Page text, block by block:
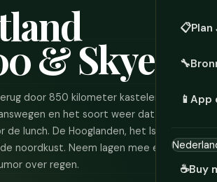
📋Plan
🔧
📱 App
☕Buy
& Skye
door 850 kilometer kastelen, lochs,
en het soort weer dat vier keer
lunch. De Hooglanden, het Isle of
noordkust. Neem lagen mee en een
over regen.